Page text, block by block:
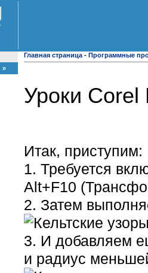
Главная страница - Программные
Уроки Corel
Итак, приступим:
1. Требуется
Alt+F10
2. Затем
3. И добавляем
и радиус